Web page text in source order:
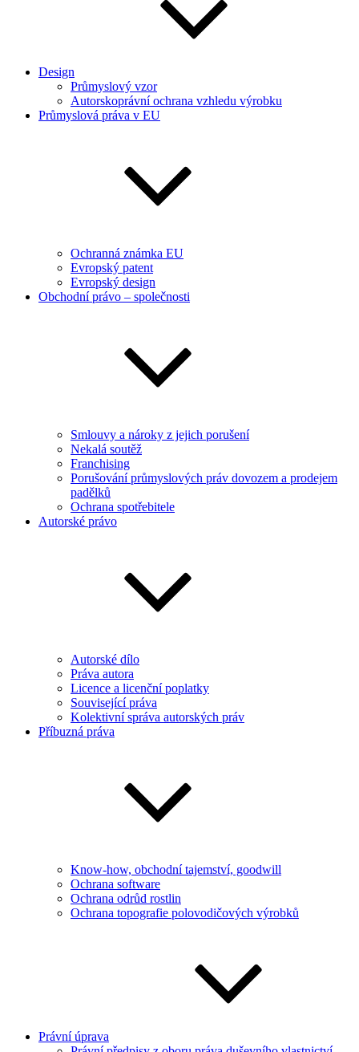
Design
Průmyslový vzor
Autorskoprávní ochrana vzhledu výrobku
Průmyslová práva v EU
Ochranná známka EU
Evropský patent
Evropský design
Obchodní právo – společnosti
Smlouvy a nároky z jejich porušení
Nekalá soutěž
Franchising
Porušování průmyslových práv dovozem a prodejem
padělků
Ochrana spotřebitele
Autorské právo
Autorské dílo
Práva autora
Licence a licenční poplatky
Související práva
Kolektivní správa autorských práv
Příbuzná práva
Know-how, obchodní tajemství, goodwill
Ochrana software
Ochrana odrůd rostlin
Ochrana topografie polovodičových výrobků
Právní úprava